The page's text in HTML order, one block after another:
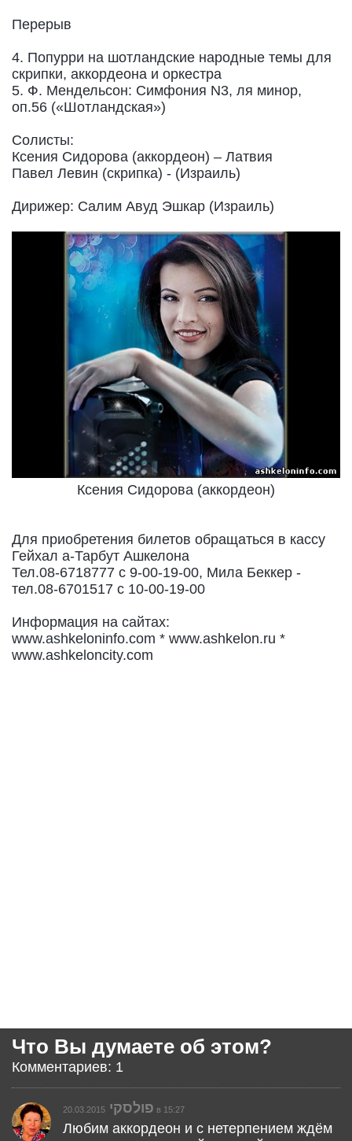
Перерыв
4. Попурри на шотландские народные темы для
скрипки, аккордеона и оркестра
5. Ф. Мендельсон: Симфония N3, ля минор,
оп.56 («Шотландская»)
Солисты:
Ксения Сидорова (аккордеон) – Латвия
Павел Левин (скрипка) - (Израиль)
Дирижер: Салим Авуд Эшкар (Израиль)
Ксения Сидорова (аккордеон)
Для приобретения билетов обращаться в кассу
Гейхал а-Тарбут Ашкелона
Тел.08-6718777 с 9-00-19-00, Мила Беккер -
тел.08-6701517 с 10-00-19-00
Информация на сайтах:
www.ashkeloninfo.com * www.ashkelon.ru *
www.ashkeloncity.com
Что Вы думаете об этом?
Комментариев: 1
פולסקי 20.03.2015 в 15:27
Любим аккордеон и с нетерпением ждём